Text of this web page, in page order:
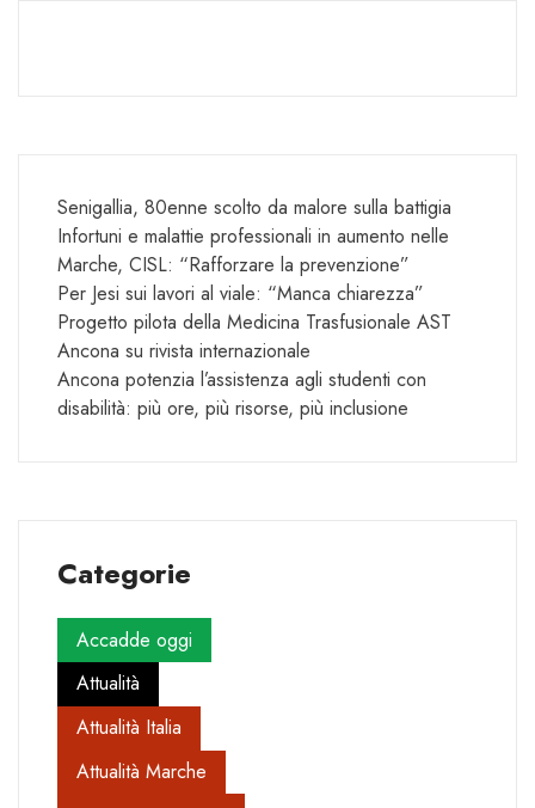
Senigallia, 80enne scolto da malore sulla battigia
Infortuni e malattie professionali in aumento nelle
Marche, CISL: “Rafforzare la prevenzione”
Per Jesi sui lavori al viale: “Manca chiarezza”
Progetto pilota della Medicina Trasfusionale AST
Ancona su rivista internazionale
Ancona potenzia l’assistenza agli studenti con
disabilità: più ore, più risorse, più inclusione
Categorie
Accadde oggi
Attualità
Attualità Italia
Attualità Marche